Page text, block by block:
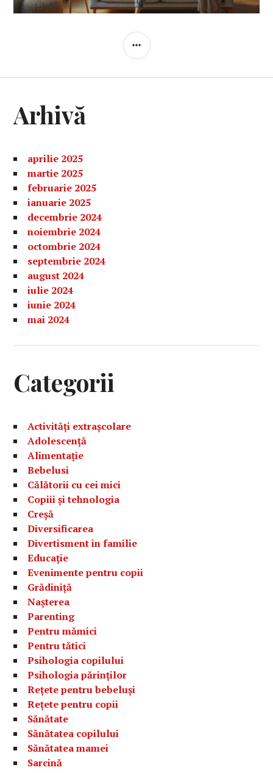
BARĂ
Arhivă
aprilie 2025
martie 2025
februarie 2025
ianuarie 2025
decembrie 2024
noiembrie 2024
octombrie 2024
septembrie 2024
august 2024
iulie 2024
iunie 2024
mai 2024
Categorii
Activități extrașcolare
Adolescență
Alimentație
Bebelusi
Călătorii cu cei mici
Copiii și tehnologia
Creșă
Diversificarea
Divertisment in familie
Educație
Evenimente pentru copii
Grădiniță
Nașterea
Parenting
Pentru mămici
Pentru tătici
Psihologia copilului
Psihologia părinților
Rețete pentru bebeluși
Rețete pentru copii
Sănătate
Sănătatea copilului
Sănătatea mamei
Sarcină